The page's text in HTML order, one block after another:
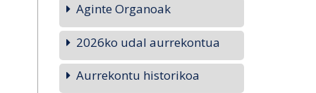
Aginte Organoak
2026ko udal aurrekontua
Aurrekontu historikoa